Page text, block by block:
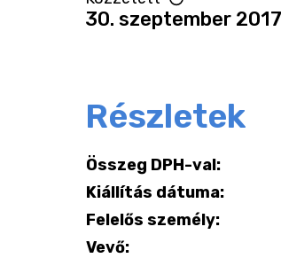
30. szeptember 2017
Részletek
Összeg DPH-val:
Kiállítás dátuma:
Felelős személy:
Vevő: